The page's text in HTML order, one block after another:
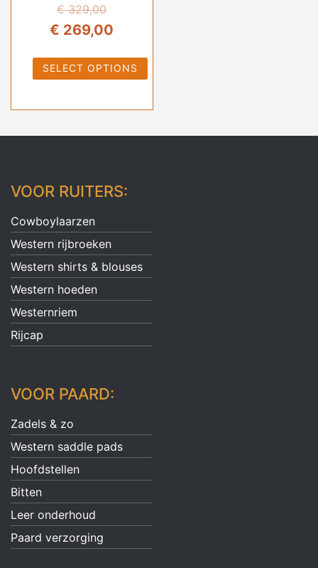
€329,00
Oorspronkelijke
was:
€ 269,00
is:
SELECT OPTIONS
VOOR RUITERS:
Cowboylaarzen
Western rijbroeken
Western shirts & blouses
Western hoeden
Westernriem
Rijcap
VOOR PAARD:
Zadels & zo
Western saddle pads
Hoofdstellen
Bitten
Leer onderhoud
Paard verzorging